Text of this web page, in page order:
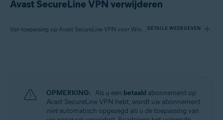
Avast SecureLine VPN verwijderen
Van toepassing op Avast SecureLine VPN voor Windows, Avast SecureLine VPN voor Mac, Avast SecureLine VPN voor Android, Avast SecureLine VPN voor iOS DETAILS WEERGEVEN
Avast SecureLine VPN 4.x voor Mac
Avast SecureLine VPN 6.x voor Android
Avast SecureLine VPN 6.x voor iOS
OPMERKING: Als u een betaald abonnement op
Avast SecureLine VPN hebt, wordt uw abonnement
nietautomatisch opgezegd als u de toepassing van